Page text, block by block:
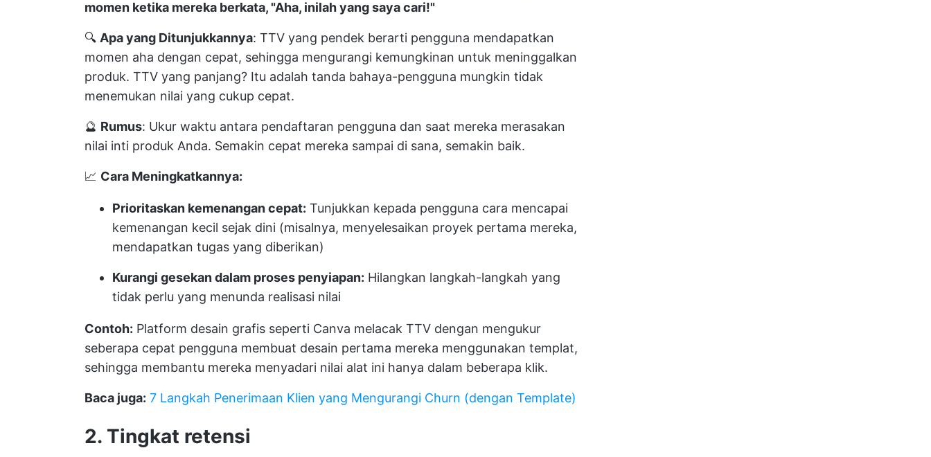
momen ketika mereka berkata, "Aha, inilah yang saya cari!"
🔍 Apa yang Ditunjukkannya: TTV yang pendek berarti pengguna mendapatkan
momen aha dengan cepat, sehingga mengurangi kemungkinan untuk meninggalkan
produk. TTV yang panjang? Itu adalah tanda bahaya-pengguna mungkin tidak
menemukan nilai yang cukup cepat.
🔮 Rumus: Ukur waktu antara pendaftaran pengguna dan saat mereka merasakan
nilai inti produk Anda. Semakin cepat mereka sampai di sana, semakin baik.
📈 Cara Meningkatkannya:
Prioritaskan kemenangan cepat: Tunjukkan kepada pengguna cara mencapai
kemenangan kecil sejak dini (misalnya, menyelesaikan proyek pertama mereka,
mendapatkan tugas yang diberikan)
Kurangi gesekan dalam proses penyiapan: Hilangkan langkah-langkah yang
tidak perlu yang menunda realisasi nilai
Contoh: Platform desain grafis seperti Canva melacak TTV dengan mengukur
seberapa cepat pengguna membuat desain pertama mereka menggunakan templat,
sehingga membantu mereka menyadari nilai alat ini hanya dalam beberapa klik.
Baca juga: 7 Langkah Penerimaan Klien yang Mengurangi Churn (dengan Template)
2. Tingkat retensi